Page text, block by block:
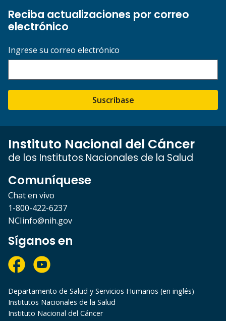
Reciba actualizaciones por correo
electrónico
Ingrese su correo electrónico
Suscríbase
Instituto Nacional del Cáncer
de los Institutos Nacionales de la Salud
Comuníquese
Chat en vivo
1-800-422-6237
NCIinfo@nih.gov
Síganos en
Departamento de Salud y Servicios Humanos (en inglés)
Institutos Nacionales de la Salud
Instituto Nacional del Cáncer